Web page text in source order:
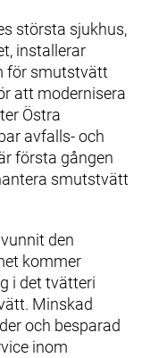
största sjukhus,
installerar
för smutstvätt
att modernisera
Östra
avfalls- och
första gången
smutstvätt
den
kommer
i det tvätteri
Minskad
och besparad
inom